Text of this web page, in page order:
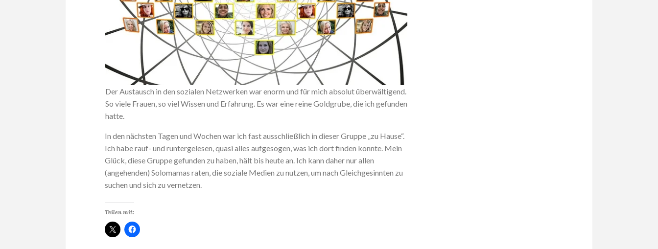
Der Austausch in den sozialen Netzwerken war enorm und für mich absolut überwältigend.
So viele Frauen, so viel Wissen und Erfahrung. Es war eine reine Goldgrube, die ich gefunden
hatte.
In den nächsten Tagen und Wochen war ich fast ausschließlich in dieser Gruppe „zu Hause“.
Ich habe rauf- und runtergelesen, quasi alles aufgesogen, was ich dort finden konnte. Mein
Glück, diese Gruppe gefunden zu haben, hält bis heute an. Ich kann daher nur allen
(angehenden) Solomamas raten, die soziale Medien zu nutzen, um nach Gleichgesinnten zu
suchen und sich zu vernetzen.
Teilen mit: